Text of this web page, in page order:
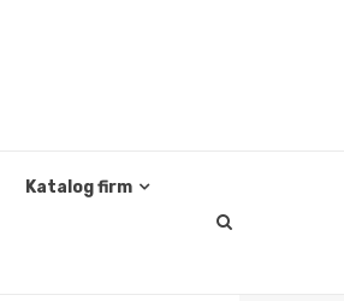
Katalog firm